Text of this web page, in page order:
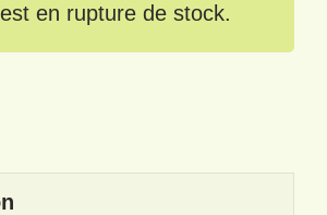
en rupture de stock.